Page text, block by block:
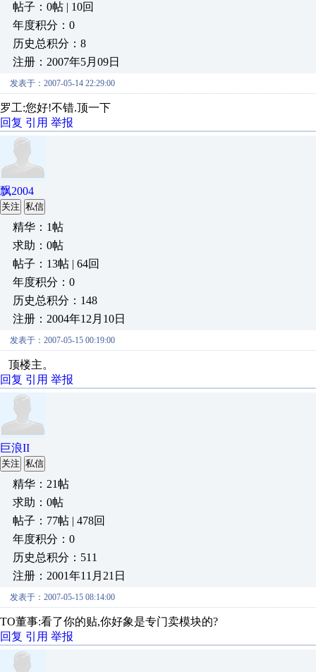
帖子：0帖 | 10回
年度积分：0
历史总积分：8
注册：2007年5月09日
发表于：2007-05-14 22:29:00
罗工:您好!不错.顶一下
回复 引用 举报
飘2004
关注 私信
精华：1帖
求助：0帖
帖子：13帖 | 64回
年度积分：0
历史总积分：148
注册：2004年12月10日
发表于：2007-05-15 00:19:00
顶楼主。
回复 引用 举报
巨浪II
关注 私信
精华：21帖
求助：0帖
帖子：77帖 | 478回
年度积分：0
历史总积分：511
注册：2001年11月21日
发表于：2007-05-15 08:14:00
TO董事:看了你的贴,你好象是专门卖模块的?
回复 引用 举报